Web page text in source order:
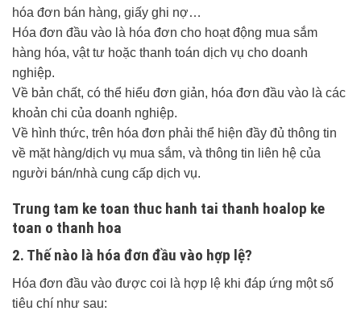
hóa đơn bán hàng, giấy ghi nợ…
Hóa đơn đầu vào là hóa đơn cho hoạt động mua sắm
hàng hóa, vật tư hoặc thanh toán dịch vụ cho doanh
nghiệp.
Về bản chất, có thể hiểu đơn giản, hóa đơn đầu vào là các
khoản chi của doanh nghiệp.
Về hình thức, trên hóa đơn phải thể hiện đầy đủ thông tin
về mặt hàng/dịch vụ mua sắm, và thông tin liên hệ của
người bán/nhà cung cấp dịch vụ.
Trung tam ke toan thuc hanh tai thanh hoalop ke
toan o thanh hoa
2. Thế nào là hóa đơn đầu vào hợp lệ?
Hóa đơn đầu vào được coi là hợp lệ khi đáp ứng một số
tiêu chí như sau: